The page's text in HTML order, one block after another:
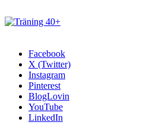
Facebook
X (Twitter)
Instagram
Pinterest
BlogLovin
YouTube
LinkedIn